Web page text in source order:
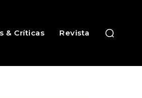
& Críticas Revista